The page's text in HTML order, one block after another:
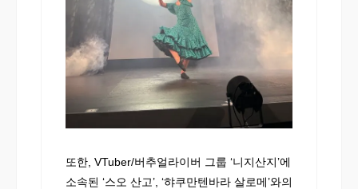
또한, VTuber/버추얼라이버 그룹 ‘니지산지’에
소속된 ‘스오 산고’, ‘햐쿠만텐바라 살로메’와의